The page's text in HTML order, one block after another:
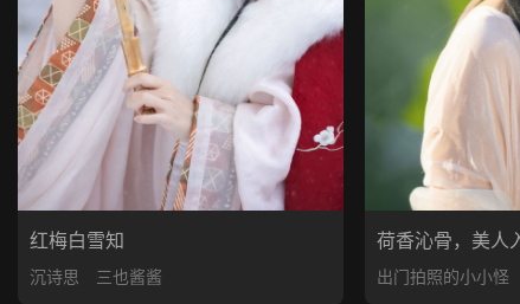
红梅白雪知
沉诗思 三也酱酱
荷香沁骨，美人
出门拍照的小小怪